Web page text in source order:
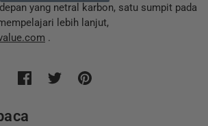
yang netral karbon, satu sumpit pada
lebih lanjut,
.